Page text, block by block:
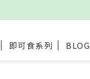
即可食系列 BLOG